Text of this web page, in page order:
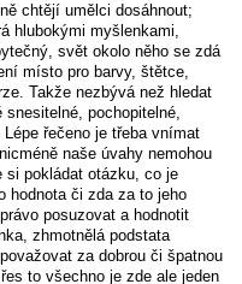
chtějí umělci dosáhnout;
hlubokými myšlenkami,
svět okolo něho se zdá
místo pro barvy, štětce,
Takže nezbývá než hledat
pochopitelné,
řečeno je třeba vnímat
naše úvahy nemohou
si pokládat otázku, co je
hodnota či zda za to jeho
posuzovat a hodnotit
zhmotnělá podstata
za dobrou či špatnou
to všechno je zde ale jeden